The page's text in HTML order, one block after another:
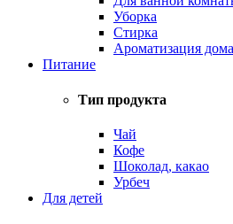
Уборка
Стирка
Ароматизация дома
Питание
Тип продукта
Чай
Кофе
Шоколад, какао
Урбеч
Для детей